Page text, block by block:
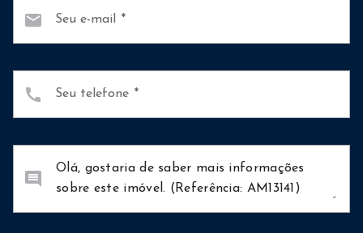
Seu e-mail
mail
Seu telefone
call
comment